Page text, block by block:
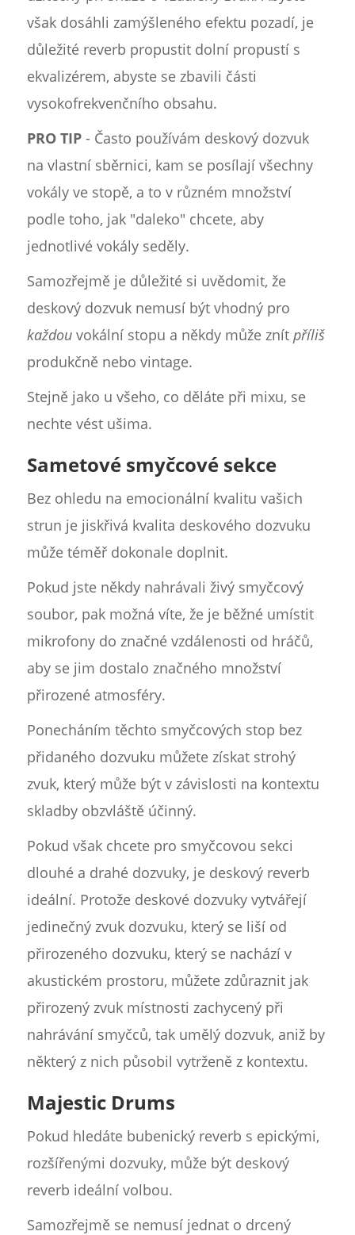
však dosáhli zamýšleného efektu pozadí, je
důležité reverb propustit dolní propustí s
ekvalizérem, abyste se zbavili části
vysokofrekvenčního obsahu.
PRO TIP- Často používám deskový dozvuk
na vlastní sběrnici, kam se posílají všechny
vokály ve stopě, a to v různém množství
podle toho, jak "daleko" chcete, aby
jednotlivé vokály seděly.
Samozřejmě je důležité si uvědomit, že
deskový dozvuk nemusí být vhodný pro
každouvokální stopu a někdy může znít příliš
produkčně nebo vintage.
Stejně jako u všeho, co děláte při mixu, se
nechte vést ušima.
Sametové smyčcové sekce
Bez ohledu na emocionální kvalitu vašich
strun je jiskřivá kvalita deskového dozvuku
může téměř dokonale doplnit.
Pokud jste někdy nahrávali živý smyčcový
soubor, pak možná víte, že je běžné umístit
mikrofony do značné vzdálenosti od hráčů,
aby se jim dostalo značného množství
přirozené atmosféry.
Ponecháním těchto smyčcových stop bez
přidaného dozvuku můžete získat strohý
zvuk, který může být v závislosti na kontextu
skladby obzvláště účinný.
Pokud však chcete pro smyčcovou sekci
dlouhé a drahé dozvuky, je deskový reverb
ideální. Protože deskové dozvuky vytvářejí
jedinečný zvuk dozvuku, který se liší od
přirozeného dozvuku, který se nachází v
akustickém prostoru, můžete zdůraznit jak
přirozený zvuk místnosti zachycený při
nahrávání smyčců, tak umělý dozvuk, aniž by
některý z nich působil vytrženě z kontextu.
Majestic Drums
Pokud hledáte bubenický reverb s epickými,
rozšířenými dozvuky, může být deskový
reverb ideální volbou.
Samozřejmě se nemusí jednat o drcený